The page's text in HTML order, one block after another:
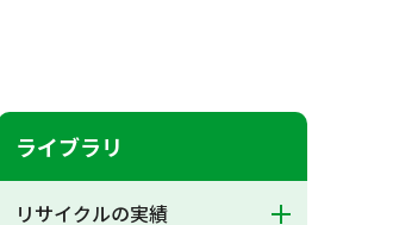
ライブラリ
リサイクルの実績